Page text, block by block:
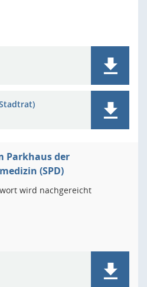
Parkhaus der
(SPD)
wird nachgereicht